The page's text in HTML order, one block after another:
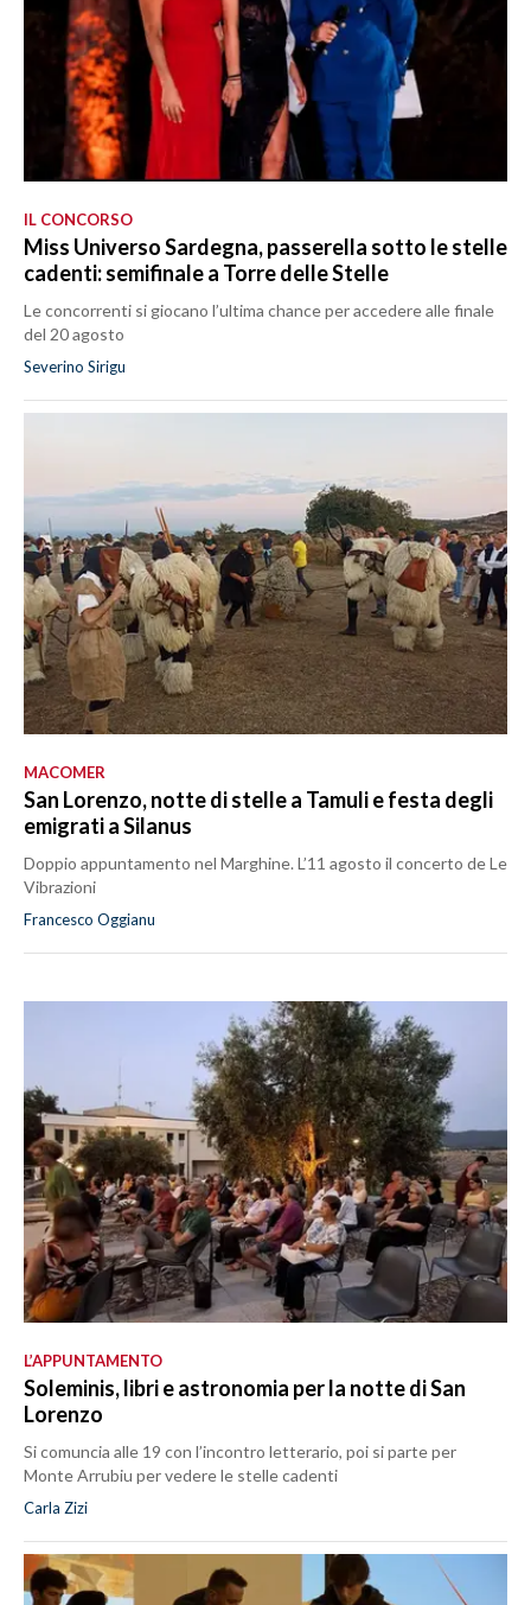
IL CONCORSO
Miss Universo Sardegna, passerella sotto le stelle
cadenti: semifinale a Torre delle Stelle
Le concorrenti si giocano l’ultima chance per accedere alle finale
del 20 agosto
Severino Sirigu
MACOMER
San Lorenzo, notte di stelle a Tamuli e festa degli
emigrati a Silanus
Doppio appuntamento nel Marghine. L’11 agosto il concerto de Le
Vibrazioni
Francesco Oggianu
L’APPUNTAMENTO
Soleminis, libri e astronomia per la notte di San
Lorenzo
Si comuncia alle 19 con l’incontro letterario, poi si parte per
Monte Arrubiu per vedere le stelle cadenti
Carla Zizi